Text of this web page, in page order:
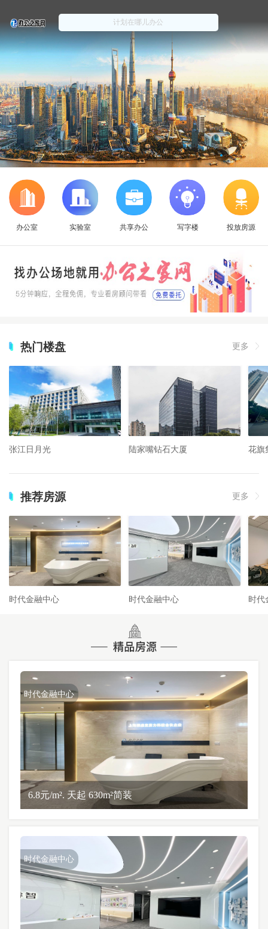
办公室 实验室 共享办公 写字楼 投放房源
热门楼盘 更多
张江日月光 陆家嘴钻石大厦 花旗
推荐房源 更多
时代金融中心 时代金融中心 时代
时代金融中心
6.8元/m². 天起 630m²简装
时代金融中心